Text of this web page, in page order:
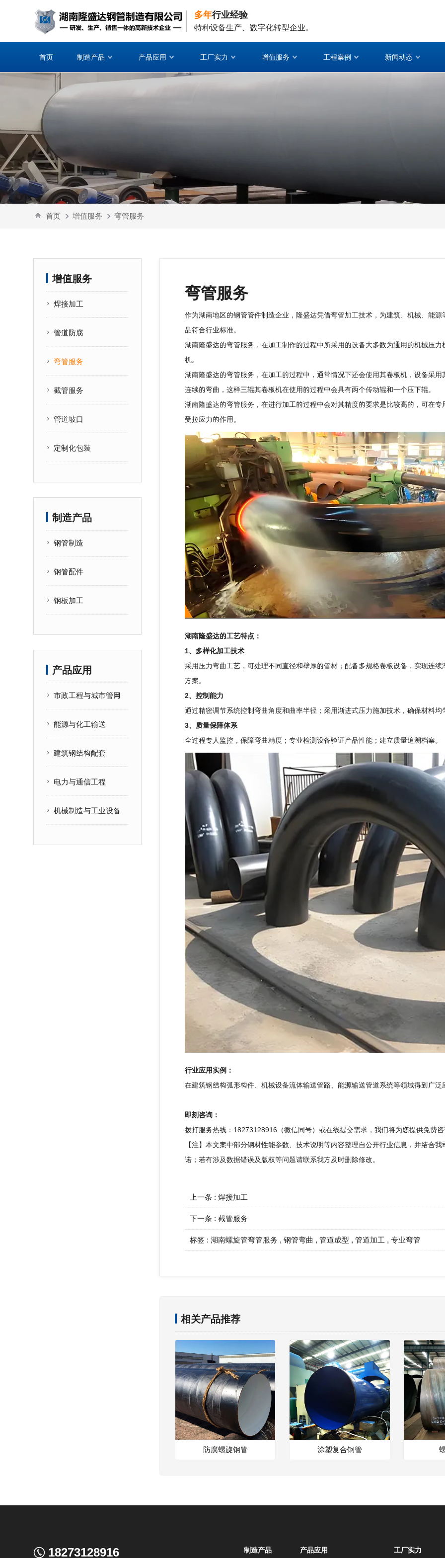
多年行业经验
特种设备生产、数字化转型企业。
首页 制造产品 产品应用 工厂实力 增值服务 工程案例 新闻动态
首页 增值服务 弯管服务
增值服务
焊接加工
管道防腐
弯管服务
截管服务
管道坡口
定制化包装
制造产品
钢管制造
钢管配件
钢板加工
产品应用
市政工程与城市管网
能源与化工输送
建筑钢结构配套
电力与通信工程
机械制造与工业设备
弯管服务
作为湖南地区的钢管管件制造企业，隆盛达凭借弯管加工技术，为建筑、机械、能
品符合行业标准。
湖南隆盛达的弯管服务，在加工制作的过程中所采用的设备大多数为通用的机械压
机。
湖南隆盛达的弯管服务，在加工的过程中，通常情况下还会使用其卷板机，设备采
连续的弯曲，这样三辊其卷板机在使用的过程中会具有两个传动辊和一个压下辊。
湖南隆盛达的弯管服务，在进行加工的过程中会对其精度的要求是比较高的，可在
受拉应力的作用。
湖南隆盛达的工艺特点：
1、多样化加工技术
采用压力弯曲工艺，可处理不同直径和壁厚的管材；配备多规格卷板设备，实现连
方案。
2、控制能力
通过精密调节系统控制弯曲角度和曲率半径；采用渐进式压力施加技术，确保材料
3、质量保障体系
全过程专人监控，保障弯曲精度；专业检测设备验证产品性能；建立质量追溯档案。
行业应用实例：
在建筑钢结构弧形构件、机械设备流体输送管路、能源输送管道系统等领域得到广泛
即刻咨询：
拨打服务热线：18273128916（微信同号）或在线提交需求，我们将为您提供免费
【注】本文案中部分钢材性能参数、技术说明等内容整理自公开行业信息，并结合
诺；若有涉及数据错误及版权等问题请联系我方及时删除修改。
上一条 :焊接加工
下一条 :截管服务
标签 :湖南螺旋管弯管服务 ,钢管弯曲 ,管道成型 ,管道加工 ,专业弯管
相关产品推荐
防腐螺旋钢管 涂塑复合钢管
18273128916 制造产品 产品应用 工厂实力